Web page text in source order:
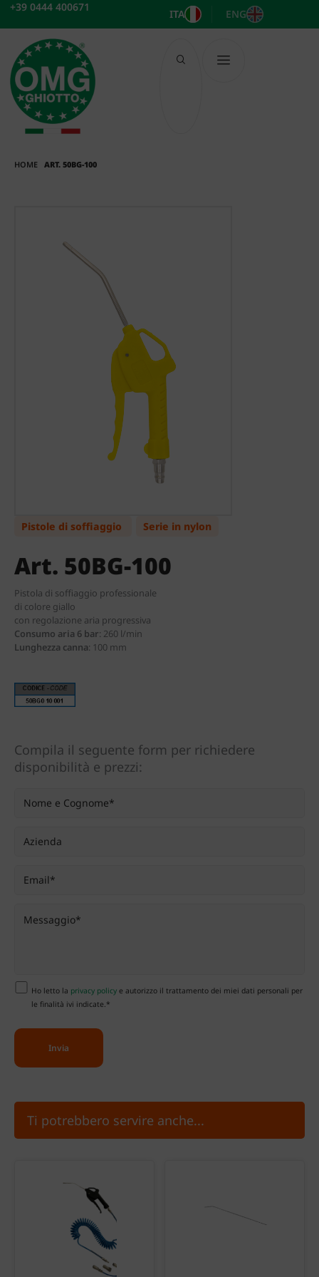
Vai
contenuto
+39 0444 400671
ITA ENG
HOME ART. 50BG-100
Pistole di soffiaggio Serie in nylon
Art. 50BG-100
Pistola di soffiaggio professionale
di colore giallo
con regolazione aria progressiva
Consumo aria 6 bar: 260 l/min
Lunghezza canna: 100 mm
Compila il seguente form per richiedere
disponibilità e prezzi:
Ho letto la privacy policye autorizzo il trattamento dei miei dati personali per
le finalità ivi indicate.*
Ti potrebbero servire anche...